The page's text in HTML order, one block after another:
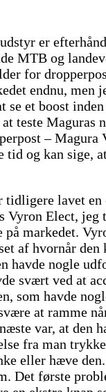
er
MTB og
for
endnu, men
se et boost
teste Maguras
– Magura
tid og kan sige,
tidligere lavet
Vyron Elect, jeg
på markedet.
af hvornår den
havde nogle
svært ved at
som havde
at ramme
var, at den
fra man
eller hæve
Det første